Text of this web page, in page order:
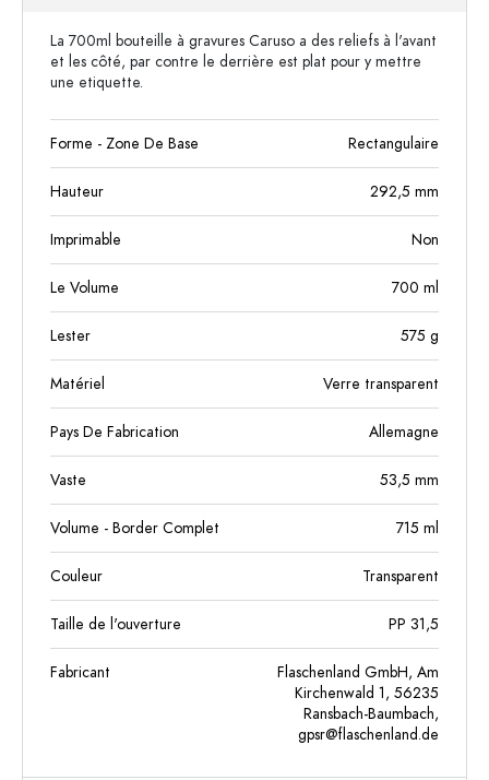
La 700ml bouteille à gravures Caruso a des reliefs à l'avant
et les côté, par contre le derrière est plat pour y mettre
une etiquette.
Forme - Zone De Base Rectangulaire
Hauteur 292,5 mm
Imprimable Non
Le Volume 700 ml
Lester 575 g
Matériel Verre transparent
Pays De Fabrication Allemagne
Vaste 53,5 mm
Volume - Border Complet 715 ml
Couleur Transparent
Taille de l'ouverture PP 31,5
Fabricant
Flaschenland GmbH, Am
Kirchenwald 1, 56235
Ransbach-Baumbach,
gpsr@flaschenland.de